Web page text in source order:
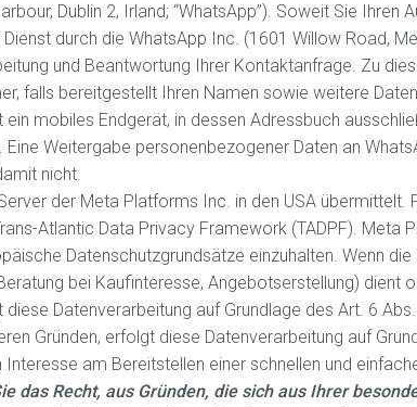
Dublin 2, Irland; “WhatsApp”). Soweit Sie
durch die WhatsApp Inc. (1601 Willow Road,
und Beantwortung Ihrer Kontaktanfrage. Zu
falls bereitgestellt Ihren Namen sowie weitere
mobiles Endgerät, in dessen Adressbuch
Weitergabe personenbezogener Daten an
nicht.
der Meta Platforms Inc. in den USA übermittelt.
Atlantic Data Privacy Framework (TADPF). Meta
Datenschutzgrundsätze einzuhalten. Wenn
bei Kaufinteresse, Angebotserstellung) dient
Datenverarbeitung auf Grundlage des Art. 6 Abs.
Gründen, erfolgt diese Datenverarbeitung auf
am Bereitstellen einer schnellen und
das Recht, aus Gründen, die sich aus Ihrer